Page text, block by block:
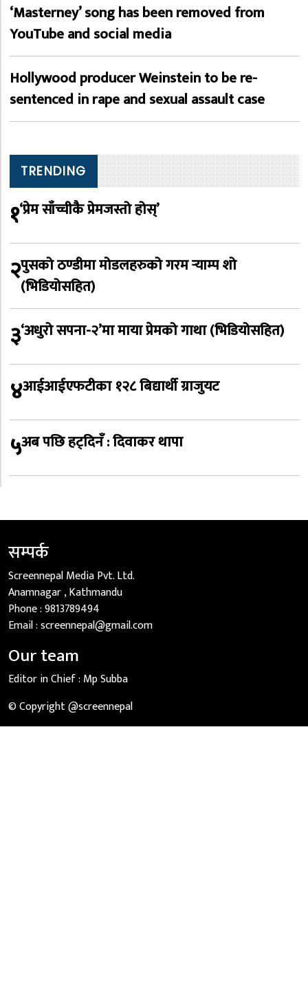
‘Masterney’ song has been removed from
YouTube and social media
Hollywood producer Weinstein to be re-
sentenced in rape and sexual assault case
TRENDING
१‘प्रेम साँच्चीकै प्रेमजस्तो होस्’
२पुसको ठण्डीमा मोडलहरुको गरम र्‍याम्प शो
(भिडियोसहित)
३‘अधुरो सपना-२’मा माया प्रेमको गाथा (भिडियोसहित)
४आईआईएफटीका १२८ बिद्यार्थी ग्राजुयट
५अब पछि हट्दिनँ : दिवाकर थापा
सम्पर्क
Screennepal Media Pvt. Ltd.
Anamnagar , Kathmandu
Phone :9813789494
Email :screennepal@gmail.com
Our team
Editor in Chief : Mp Subba
© Copyright @screennepal